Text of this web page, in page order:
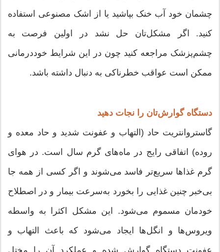
چشمان خود آب خنک بپاشید یا از اشک مصنوعی استفاده
کنید. اگر مشکل‌تان حل نشد در اولین فرصت به
چشم‌پزشک مراجعه کنید چون در این شرایط خوددرمانی
ممکن است عواقب خطرناکی به دنبال داشته باشد.
دستگاه گوارش‌تان را نجات دهید
گاستروانتریت حاد (التهاب و عفونت شدید و حاد معده و
روده) اتفاقی رایج در ماه‌های گرم سال است. در هوای
گرم غذاها سریع‌تر فاسد می‌شوند و اگر کسی از همه جا
بی‌خبر چنین غذایی را بخورد به‌سرعت بیمار و در اصطلاح
خودمان مسموم می‌شود. این مشکل اکثرا به واسطه
ویروس‌ها و انگل‌ها ایجاد می‌شود که باعث التهاب و
عفونت دستگاه گوارش شده و عملکرد آن را مختل